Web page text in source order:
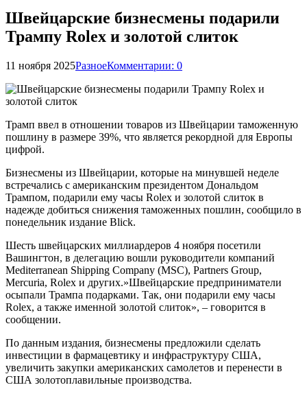
Швейцарские бизнесмены подарили
Трампу Rolex и золотой слиток
11 ноября 2025РазноеКомментарии: 0
Трамп ввел в отношении товаров из Швейцарии таможенную
пошлину в размере 39%, что является рекордной для Европы
цифрой.
Бизнесмены из Швейцарии, которые на минувшей неделе
встречались с американским президентом Дональдом
Трампом, подарили ему часы Rolex и золотой слиток в
надежде добиться снижения таможенных пошлин, сообщило в
понедельник издание Blick.
Шесть швейцарских миллиардеров 4 ноября посетили
Вашингтон, в делегацию вошли руководители компаний
Mediterranean Shipping Company (MSC), Partners Group,
Mercuria, Rolex и других.»Швейцарские предприниматели
осыпали Трампа подарками. Так, они подарили ему часы
Rolex, а также именной золотой слиток», – говорится в
сообщении.
По данным издания, бизнесмены предложили сделать
инвестиции в фармацевтику и инфраструктуру США,
увеличить закупки американских самолетов и перенести в
США золотоплавильные производства.